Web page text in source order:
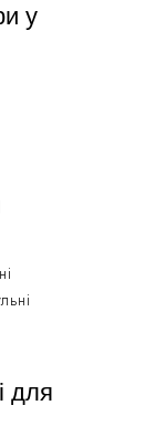
у
для